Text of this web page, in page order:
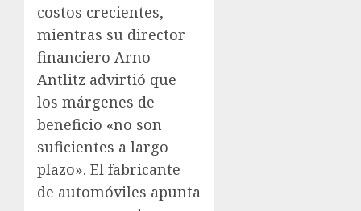
costos crecientes,
mientras su director
financiero Arno
Antlitz advirtió que
los márgenes de
beneficio «no son
suficientes a largo
plazo». El fabricante
de automóviles apunta